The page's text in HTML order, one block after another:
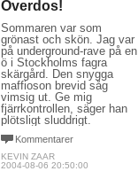
Överdos!
Sommaren var som
grönast och skön. Jag var
på underground-rave på en
ö i Stockholms fagra
skärgård. Den snygga
maffioson brevid såg
vimsig ut. Ge mig
fjärrkontrollen, säger han
plötsligt sluddrigt.
Kommentarer
KEVIN ZAAR
2004-08-06 20:50:00